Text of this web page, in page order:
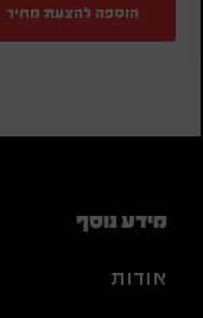
הוספה להצעת מחיר
מידע נוסף
אודות